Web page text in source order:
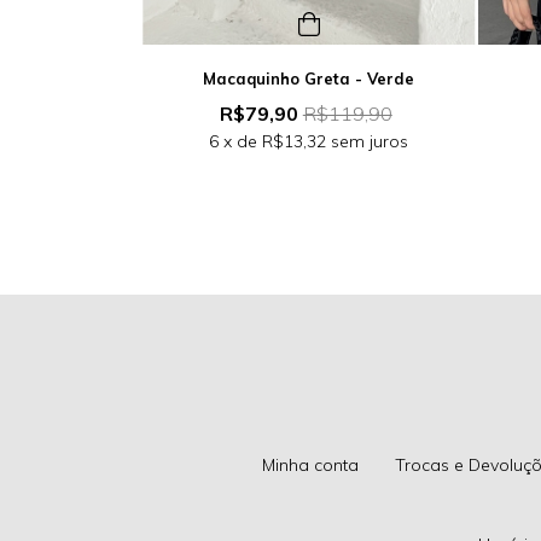
Macaquinho Greta - Verde
R$79,90R$119,90
6 x de R$13,32 sem juros
Minha conta Trocas e